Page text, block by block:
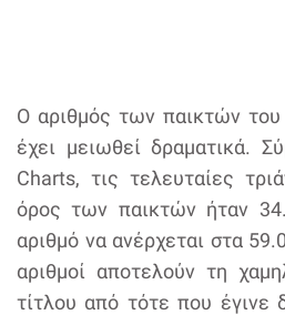
Ο αριθμός των παικτών του
έχει μειωθεί δραματικά.
Charts, τις τελευταίες
όρος των παικτών ήταν
αριθμό να ανέρχεται στα
αριθμοί αποτελούν τη
τίτλου από τότε που έγινε